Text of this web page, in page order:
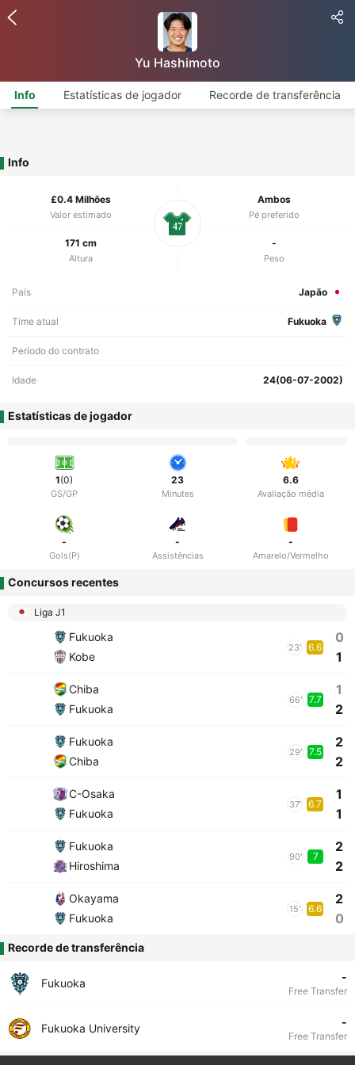
Yu Hashimoto
Info Estatísticas de jogador Recorde de transferência
Info
£0.4 Milhões
Valor estimado
Ambos
Pé preferido
171 cm
Altura
-
Peso
47
País Japão
Time atual Fukuoka
Período do contrato
Idade 24(06-07-2002)
Estatísticas de jogador
1(0)
GS/GP
23
Minutes
6.6
Avaliação média
-
Gols(P)
-
Assistências
-
Amarelo/Vermelho
Concursos recentes
Liga J1
Fukuoka
Kobe
23' 6.6
0
1
Chiba
Fukuoka
66' 7.7
1
2
Fukuoka
Chiba
29' 7.5
2
2
C-Osaka
Fukuoka
37' 6.7
1
1
Fukuoka
Hiroshima
90' 7
2
2
Okayama
Fukuoka
15' 6.6
2
0
Recorde de transferência
Fukuoka -
Free Transfer
Fukuoka University -
Free Transfer